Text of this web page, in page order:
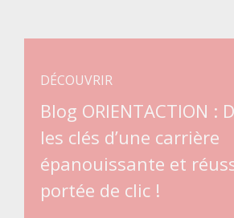
DÉCOUVRIR
Blog ORIENTACTION :
les clés d’une carrière
épanouissante et
portée de clic !